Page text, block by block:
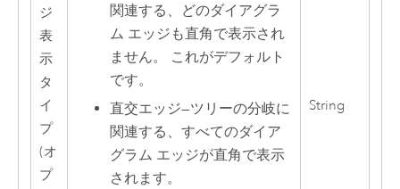
ジ
表
示
タ
イ
プ
(オ
プ
関連する、どのダイアグラ
ム エッジも直角で表示され
ません。 これがデフォルト
です。
直交エッジ—ツリーの分岐に
関連する、すべてのダイア
グラム エッジが直角で表示
されます。
String